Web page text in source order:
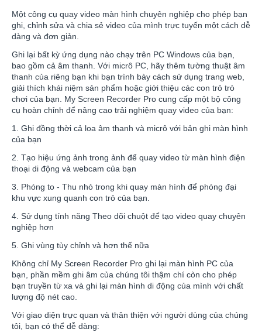
Một công cụ quay video màn hình chuyên nghiệp cho phép bạn
ghi, chỉnh sửa và chia sẻ video của mình trực tuyến một cách dễ
dàng và đơn giản.
Ghi lại bất kỳ ứng dụng nào chạy trên PC Windows của bạn,
bao gồm cả âm thanh. Với micrô PC, hãy thêm tường thuật âm
thanh của riêng bạn khi bạn trình bày cách sử dụng trang web,
giải thích khái niệm sản phẩm hoặc giới thiệu các con trỏ trò
chơi của bạn. My Screen Recorder Pro cung cấp một bộ công
cụ hoàn chỉnh để nâng cao trải nghiệm quay video của bạn:
1. Ghi đồng thời cả loa âm thanh và micrô với bản ghi màn hình
của bạn
2. Tạo hiệu ứng ảnh trong ảnh để quay video từ màn hình điện
thoại di động và webcam của bạn
3. Phóng to - Thu nhỏ trong khi quay màn hình để phóng đại
khu vực xung quanh con trỏ của bạn.
4. Sử dụng tính năng Theo dõi chuột để tạo video quay chuyên
nghiệp hơn
5. Ghi vùng tùy chỉnh và hơn thế nữa
Không chỉ My Screen Recorder Pro ghi lại màn hình PC của
bạn, phần mềm ghi âm của chúng tôi thậm chí còn cho phép
bạn truyền từ xa và ghi lại màn hình di động của mình với chất
lượng độ nét cao.
Với giao diện trực quan và thân thiện với người dùng của chúng
tôi, bạn có thể dễ dàng: